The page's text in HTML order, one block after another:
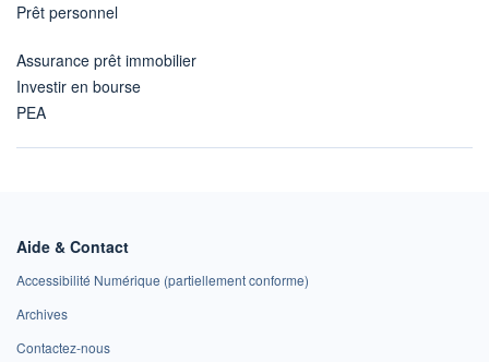
Prêt personnel
Assurance prêt immobilier
Investir en bourse
PEA
Aide & Contact
Accessibilité Numérique (partiellement conforme)
Archives
Contactez-nous